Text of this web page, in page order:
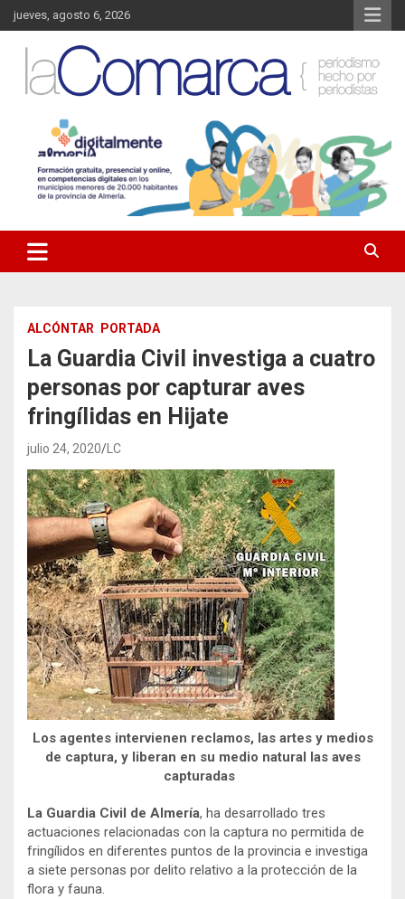
Saltar
al
contenido
jueves, agosto 6, 2026
La Comarca – Noticias del
Almanzora
Almanzora y sus localidades.
ALCÓNTAR PORTADA
La Guardia Civil investiga a cuatro
personas por capturar aves
fringílidas en Hijate
julio 24, 2020 LC
Los agentes intervienen reclamos, las artes y medios
de captura, y liberan en su medio natural las aves
capturadas
La Guardia Civil de Almería, ha desarrollado tres
actuaciones relacionadas con la captura no permitida de
fringílidos en diferentes puntos de la provincia e investiga
a siete personas por delito relativo a la protección de la
flora y fauna.